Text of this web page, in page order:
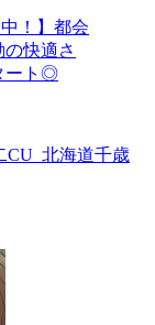
！】都会
快適さ
ート◎
CU_北海道千歳